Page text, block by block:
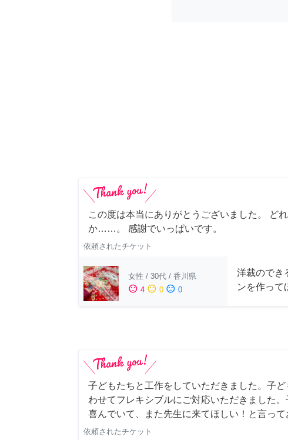
この度は本当にありがとうございました。 ど
か……。 感謝でいっぱいです。
依頼されたチケット
女性 / 30代 / 香川県
sentiment_satisfied 4 sentiment_neutral 0 sentiment_dissatisfied 0
洋裁のでき
ンを作って
子どもたちと工作をしていただきました。子
わせてフレキシブルにご対応いただきました
喜んでいて、また先生に来てほしい！と言って
依頼されたチケット